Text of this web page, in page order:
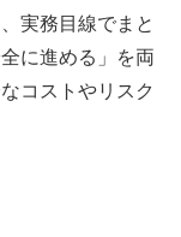
実務目線でまと
に進める」を両
コストやリスク